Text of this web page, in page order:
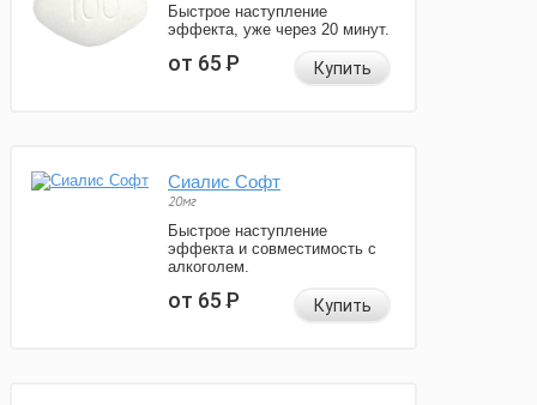
Быстрое наступление
эффекта, уже через 20 минут.
от 65Р Купить
Сиалис Софт
20мг
Быстрое наступление
эффекта и совместимость с
алкоголем.
от 65Р Купить